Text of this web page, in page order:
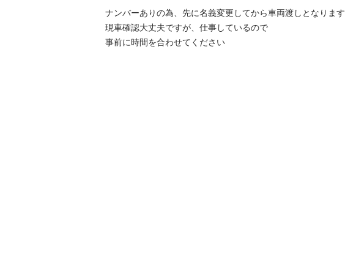
ナンバーありの為、先に名義変更してから車両渡しとなります
現車確認大丈夫ですが、仕事しているので
事前に時間を合わせてください